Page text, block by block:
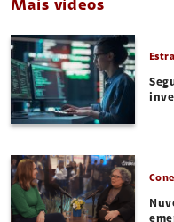
Mais vídeos